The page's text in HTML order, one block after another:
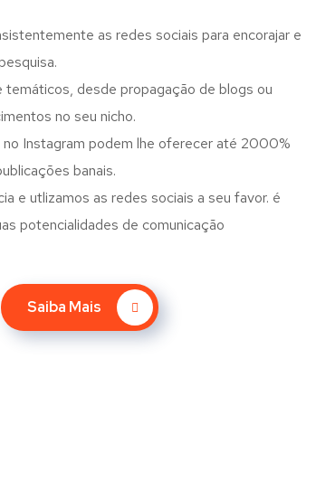
as redes sociais para encorajar e
temáticos, desde propagação de blogs ou
no seu nicho.
no Instagram podem lhe oferecer até 2000%
banais.
e utlizamos as redes sociais a seu favor. é
potencialidades de comunicação
Saiba Mais